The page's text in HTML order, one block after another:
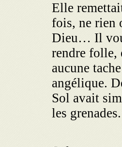
Elle
fois, ne rien
Dieu… Il
rendre folle,
aucune
angélique.
Sol avait
les grenades.